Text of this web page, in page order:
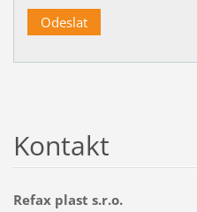
Kontakt
Refax plast s.r.o.